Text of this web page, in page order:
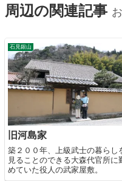
周辺の関連記事
石見銀山
旧河島家
築２００年、上級武士の暮らし
見ることのできる大森代官所に
めていた役人の武家屋敷。